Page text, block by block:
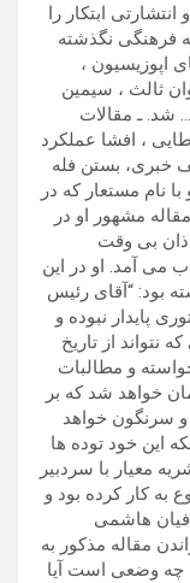
فرهنگی و انتشارتی ابتکار را
فرهنگی نگذشته
اپوزیسیون ،
ثالث ، سیمین
شد. ـ مقالات
، افشا عملکرد
خبری، بستن فله
نام مستعار که در
مشهور او در
بی وقت
می آمد. او در این
بود: “آقای رئیس
پایدار نبوده و
نتواند از تاریخ
و مطالبات
خواهد شد که بر
سرنگون خواهد
این خود توده ها
معیار با سردبیر
زاده از اوایل سال ١٣۵۷ شروع به کار کرده بود و
هاشمی
مقاله مذکور به
چه وضعی است آیا